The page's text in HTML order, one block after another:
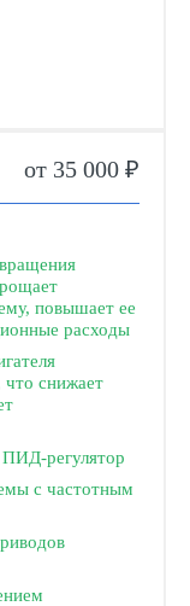
от 35 000 ₽
повышает ее
расходы
что снижает
регулятор
с частотным